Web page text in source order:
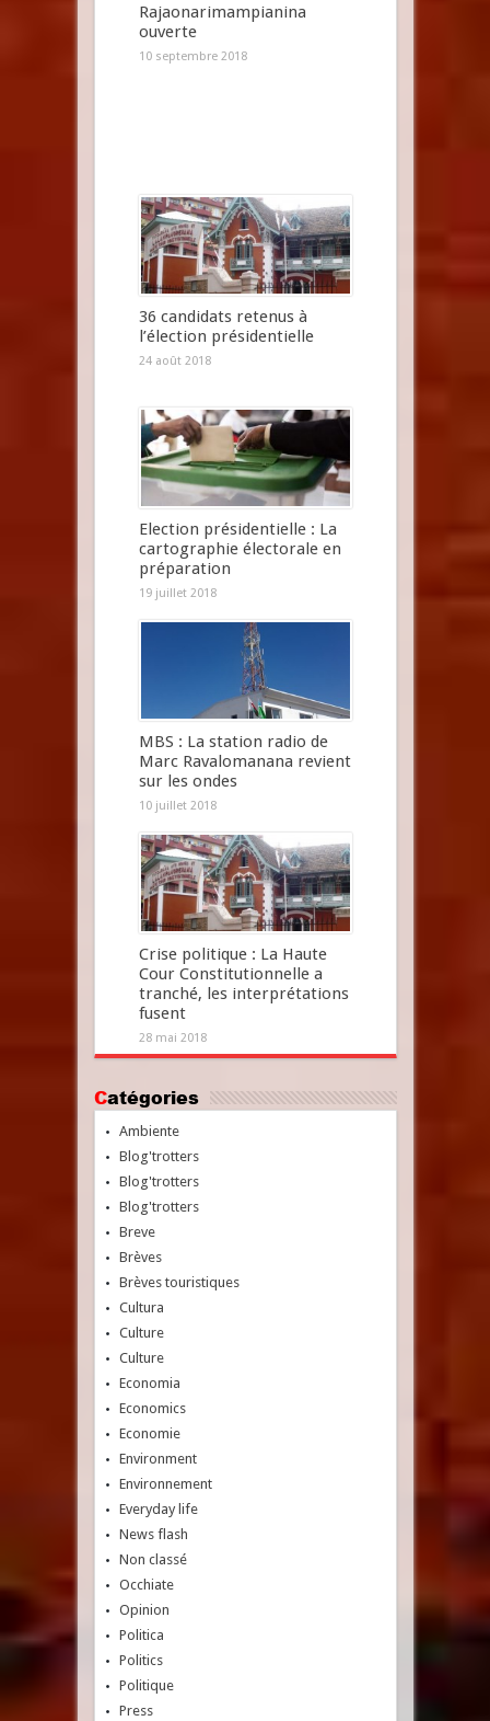
Rajaonarimampianina
ouverte
10 septembre 2018
36 candidats retenus à
l’élection présidentielle
24 août 2018
Election présidentielle : La
cartographie électorale en
préparation
19 juillet 2018
MBS : La station radio de
Marc Ravalomanana revient
sur les ondes
10 juillet 2018
Crise politique : La Haute
Cour Constitutionnelle a
tranché, les interprétations
fusent
28 mai 2018
Catégories
Ambiente
Blog'trotters
Blog'trotters
Blog'trotters
Breve
Brèves
Brèves touristiques
Cultura
Culture
Culture
Economia
Economics
Economie
Environment
Environnement
Everyday life
News flash
Non classé
Occhiate
Opinion
Politica
Politics
Politique
Press